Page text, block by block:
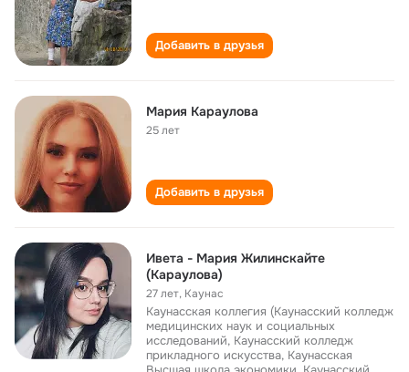
Добавить в друзья
Мария Караулова
25 лет
Добавить в друзья
Ивета - Мария Жилинскайте
(Караулова)
27 лет, Каунас
Каунасская коллегия (Каунасский колледж
медицинских наук и социальных
исследований, Каунасский колледж
прикладного искусства, Каунасская